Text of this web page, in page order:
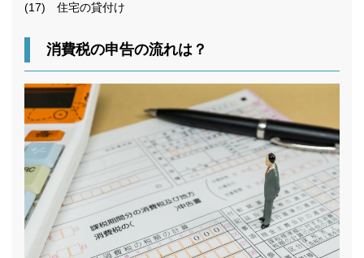
(17) 住宅の貸付け
消費税の申告の流れは？